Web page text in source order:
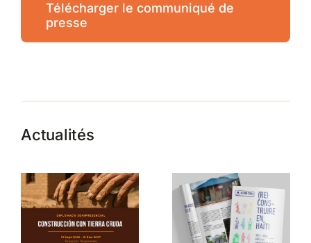
Télécharger le communiqué de
presse
Actualités